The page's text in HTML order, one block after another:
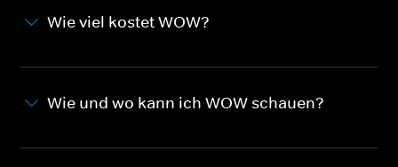
Wie viel kostet WOW?
Wie und wo kann ich WOW schauen?